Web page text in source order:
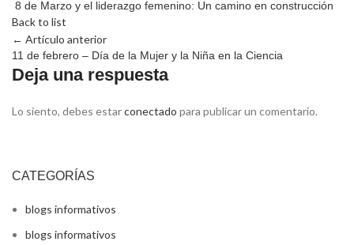
8 de Marzo y el liderazgo femenino: Un camino en construcción
Back to list
← Artículo anterior
11 de febrero – Día de la Mujer y la Niña en la Ciencia
Deja una respuesta
Lo siento, debes estarconectado para publicar un comentario.
CATEGORÍAS
blogs informativos
blogs informativos